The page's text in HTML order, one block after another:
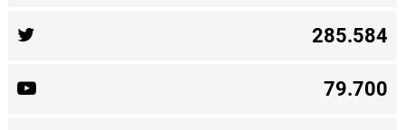
285.584
79.700